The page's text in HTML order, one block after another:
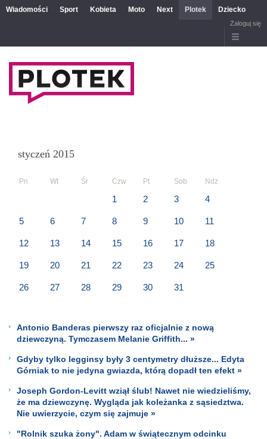
Wiadomości Sport Kobieta Moto Next Plotek Dziecko
Zaloguj się
styczeń 2015
Pn Wt Śr Czw Pt Sob Ndz
1 2 3 4
5 6 7 8 9 10 11
12 13 14 15 16 17 18
19 20 21 22 23 24 25
26 27 28 29 30 31
Antonio Banderas pierwszy raz oficjalnie z nową
dziewczyną. Tymczasem Melanie Griffith... »
Gdyby tylko legginsy były 3 centymetry dłuższe... Edyta
Górniak to nie jedyna gwiazda, którą dopadł ten efekt »
Joseph Gordon-Levitt wziął ślub! Nawet nie wiedzieliśmy,
że ma dziewczynę. Wygląda jak koleżanka z sąsiedztwa.
Nie uwierzycie, czym się zajmuje »
"Rolnik szuka żony". Adam w świątecznym odcinku